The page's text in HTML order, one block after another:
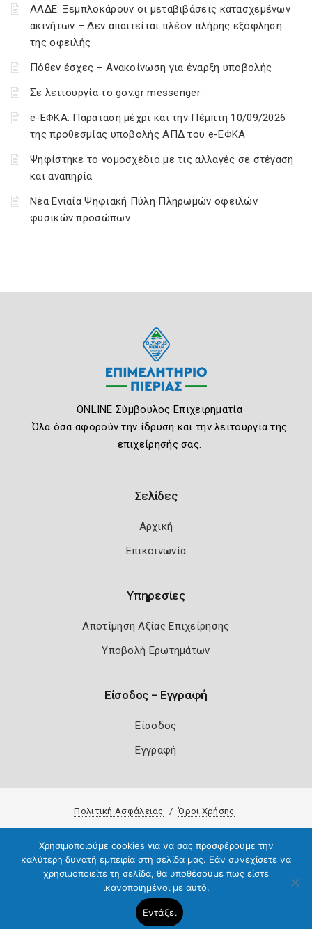
ΑΑΔΕ: Ξεμπλοκάρουν οι μεταβιβάσεις κατασχεμένων
ακινήτων – Δεν απαιτείται πλέον πλήρης εξόφληση
της οφειλής
Πόθεν έσχες – Ανακοίνωση για έναρξη υποβολής
Σε λειτουργία το gov.gr messenger
e-ΕΦΚΑ: Παράταση μέχρι και την Πέμπτη 10/09/2026
της προθεσμίας υποβολής ΑΠΔ του e-ΕΦΚΑ
Ψηφίστηκε το νομοσχέδιο με τις αλλαγές σε στέγαση
και αναπηρία
Νέα Ενιαία Ψηφιακή Πύλη Πληρωμών οφειλών
φυσικών προσώπων
ONLINE Σύμβουλος Επιχειρηματία
Όλα όσα αφορούν την ίδρυση και την λειτουργία της
επιχείρησής σας.
Σελίδες
Αρχική
Επικοινωνία
Υπηρεσίες
Αποτίμηση Αξίας Επιχείρησης
Υποβολή Ερωτημάτων
Είσοδος – Εγγραφή
Είσοδος
Εγγραφή
Πολιτική Ασφάλειας Όροι Χρήσης
Χρησιμοποιούμε cookies για να σας προσφέρουμε την
καλύτερη δυνατή εμπειρία στη σελίδα μας. Εάν συνεχίσετε να
χρησιμοποιείτε τη σελίδα, θα υποθέσουμε πως είστε
ικανοποιημένοι με αυτό.
Εντάξει